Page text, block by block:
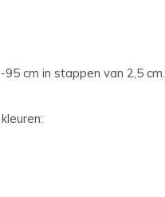
cm in stappen van 2,5 cm.